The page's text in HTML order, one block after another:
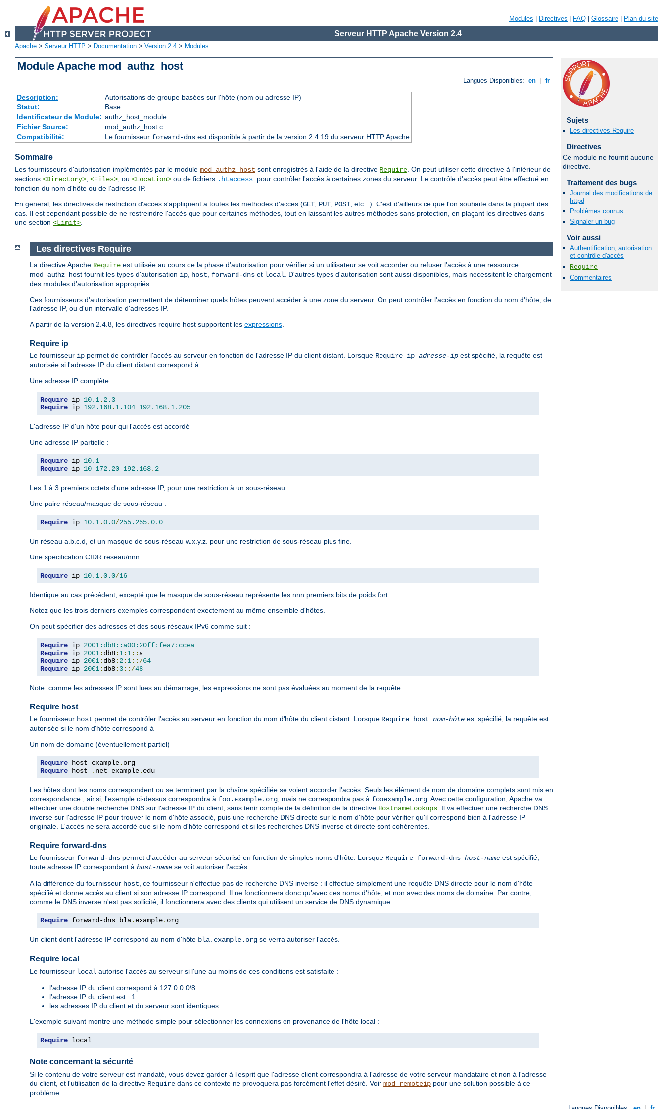
Modules Directives FAQ Glossaire Plan du site
Serveur HTTP Apache Version 2.4
Apache > Serveur HTTP > Documentation > Version 2.4 > Modules
Module Apache mod_authz_host
Langues Disponibles: en fr
Description:
Autorisations de groupe basées sur l'hôte (nom ou adresse IP)
Statut:
Base
Identificateur de Module: authz_host_module
Fichier Source:
mod_authz_host.c
Compatibilité:
Le fournisseur forward-dnsest disponible à partir de la version 2.4.19 du serveur HTTP Apache
Sommaire
Les fournisseurs d'autorisation implémentés par le module mod_authz_host sont enregistrés à l'aide de la directive Require. On peut utiliser cette directive à l'intérieur de
sections <Directory>, <Files>, ou <Location> ou de fichiers .htaccess pour contrôler l'accès à certaines zones du serveur. Le contrôle d'accès peut être effectué en
fonction du nom d'hôte ou de l'adresse IP.
En général, les directives de restriction d'accès s'appliquent à toutes les méthodes d'accès (GET, PUT, POST, etc...). C'est d'ailleurs ce que l'on souhaite dans la plupart des
cas. Il est cependant possible de ne restreindre l'accès que pour certaines méthodes, tout en laissant les autres méthodes sans protection, en plaçant les directives dans
une section <Limit>.
Sujets
Les directives Require
Directives
Ce module ne fournit aucune
directive.
Traitement des bugs
Journal des modifications de
httpd
Problèmes connus
Signaler un bug
Voir aussi
Authentification, autorisation
et contrôle d'accès
Require
Commentaires
Les directives Require
La directive Apache Require est utilisée au cours de la phase d'autorisation pour vérifier si un utilisateur se voit accorder ou refuser l'accès à une ressource.
mod_authz_host fournit les types d'autorisation ip host forward-dns et local . D'autres types d'autorisation sont aussi disponibles, mais nécessitent le chargement
des modules d'autorisation appropriés.
Ces fournisseurs d'autorisation permettent de déterminer quels hôtes peuvent accéder à une zone du serveur. On peut contrôler l'accès en fonction du nom d'hôte, de
l'adresse IP, ou d'un intervalle d'adresses IP.
A partir de la version 2.4.8, les directives require host supportent les expressions
Require ip
Le fournisseur ip permet de contrôler l'accès au serveur en fonction de l'adresse IP du client distant. Lorsque Require ip adresse-ip est spécifié, la requête est
autorisée si l'adresse IP du client distant correspond à
Une adresse IP complète :
Require ip 10.1. 2.3
Require ip 192.168. 1.104 192.168. 1.205
L'adresse IP d'un hôte pour qui l'accès est accordé
Une adresse IP partielle :
Require ip 10.1
Require ip 10 172.20 192.168. 2
Les 1 à 3 premiers octets d'une adresse IP, pour une restriction à un sous-réseau.
Une paire réseau/masque de sous-réseau :
Require ip 10.1.0.0/255.255.0.0
Un réseau a.b.c.d, et un masque de sous-réseau w.x.y.z. pour une restriction de sous-réseau plus fine.
Une spécification CIDR réseau/nnn :
Require ip 10.1.0.0/16
Identique au cas précédent, excepté que le masque de sous-réseau représente les nnn premiers bits de poids fort.
Notez que les trois derniers exemples correspondent exectement au même ensemble d'hôtes.
On peut spécifier des adresses et des sous-réseaux IPv6 comme suit :
Require ip 2001:db8::a00:20ff:fea7:ccea
Require ip 2001: db8: 1: 1::
Require ip 2001: db8: 2: 1::/64
Require ip 2001: db8: 3::/48
Note: comme les adresses IP sont lues au démarrage, les expressions ne sont pas évaluées au moment de la requête.
Require host
Le fournisseur host permet de contrôler l'accès au serveur en fonction du nom d'hôte du client distant. Lorsque Require host nom-hôte est spécifié, la requête est
autorisée si le nom d'hôte correspond à
Un nom de domaine (éventuellement partiel)
Require host example.
Require host . net example. edu
Les hôtes dont les noms correspondent ou se terminent par la chaîne spécifiée se voient accorder l'accès. Seuls les élément de nom de domaine complets sont mis en
correspondance ; ainsi, l'exemple ci-dessus correspondra à foo.example.org, mais ne correspondra pas à fooexample.org. Avec cette configuration, Apache va
effectuer une double recherche DNS sur l'adresse IP du client, sans tenir compte de la définition de la directive HostnameLookups. Il va effectuer une recherche DNS
inverse sur l'adresse IP pour trouver le nom d'hôte associé, puis une recherche DNS directe sur le nom d'hôte pour vérifier qu'il correspond bien à l'adresse IP
originale. L'accès ne sera accordé que si le nom d'hôte correspond et si les recherches DNS inverse et directe sont cohérentes.
Require forward-dns
Le fournisseur forward-dns permet d'accéder au serveur sécurisé en fonction de simples noms d'hôte. Lorsque Require forward-dns host-name est spécifié,
toute adresse IP correspondant à host-name se voit autoriser l'accès.
A la différence du fournisseur host, ce fournisseur n'effectue pas de recherche DNS inverse : il effectue simplement une requête DNS directe pour le nom d'hôte
spécifié et donne accès au client si son adresse IP correspond. Il ne fonctionnera donc qu'avec des noms d'hôte, et non avec des noms de domaine. Par contre,
comme le DNS inverse n'est pas sollicité, il fonctionnera avec des clients qui utilisent un service de DNS dynamique.
Require forward-dns bla. example. org
Un client dont l'adresse IP correspond au nom d'hôte bla.example.org se verra autoriser l'accès.
Require local
Le fournisseur local autorise l'accès au serveur si l'une au moins de ces conditions est satisfaite :
l'adresse IP du client correspond à 127.0.0.0/8
l'adresse IP du client est ::1
les adresses IP du client et du serveur sont identiques
L'exemple suivant montre une méthode simple pour sélectionner les connexions en provenance de l'hôte local :
Require local
Note concernant la sécurité
Si le contenu de votre serveur est mandaté, vous devez garder à l'esprit que l'adresse client correspondra à l'adresse de votre serveur mandataire et non à l'adresse
du client, et l'utilisation de la directive Require dans ce contexte ne provoquera pas forcément l'effet désiré. Voir mod_remoteip pour une solution possible à ce
problème.